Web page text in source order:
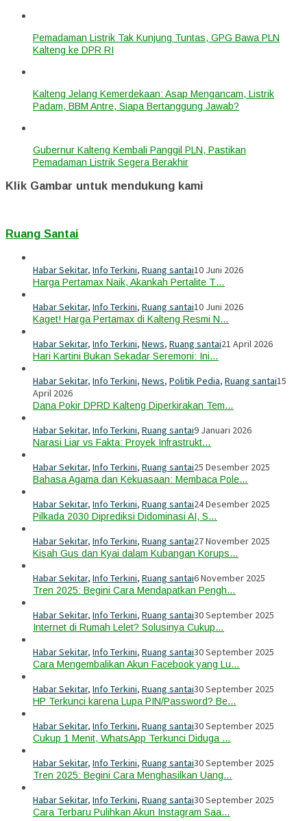
Pemadaman Listrik Tak Kunjung Tuntas, GPG Bawa PLN
Kalteng ke DPR RI
Kalteng Jelang Kemerdekaan: Asap Mengancam, Listrik
Padam, BBM Antre, Siapa Bertanggung Jawab?
Gubernur Kalteng Kembali Panggil PLN, Pastikan
Pemadaman Listrik Segera Berakhir
Klik Gambar untuk mendukung kami
Ruang Santai
Habar Sekitar, Info Terkini, Ruang santai10 Juni 2026
Harga Pertamax Naik, Akankah Pertalite T…
Habar Sekitar, Info Terkini, Ruang santai10 Juni 2026
Kaget! Harga Pertamax di Kalteng Resmi N…
Habar Sekitar, Info Terkini, News, Ruang santai21 April 2026
Hari Kartini Bukan Sekadar Seremoni: Ini…
Habar Sekitar, Info Terkini, News, Politik Pedia, Ruang santai15
April 2026
Dana Pokir DPRD Kalteng Diperkirakan Tem…
Habar Sekitar, Info Terkini, Ruang santai9 Januari 2026
Narasi Liar vs Fakta: Proyek Infrastrukt…
Habar Sekitar, Info Terkini, Ruang santai25 Desember 2025
Bahasa Agama dan Kekuasaan: Membaca Pole…
Habar Sekitar, Info Terkini, Ruang santai24 Desember 2025
Pilkada 2030 Diprediksi Didominasi AI, S…
Habar Sekitar, Info Terkini, Ruang santai27 November 2025
Kisah Gus dan Kyai dalam Kubangan Korups…
Habar Sekitar, Info Terkini, Ruang santai6 November 2025
Tren 2025: Begini Cara Mendapatkan Pengh…
Habar Sekitar, Info Terkini, Ruang santai30 September 2025
Internet di Rumah Lelet? Solusinya Cukup…
Habar Sekitar, Info Terkini, Ruang santai30 September 2025
Cara Mengembalikan Akun Facebook yang Lu…
Habar Sekitar, Info Terkini, Ruang santai30 September 2025
HP Terkunci karena Lupa PIN/Password? Be…
Habar Sekitar, Info Terkini, Ruang santai30 September 2025
Cukup 1 Menit, WhatsApp Terkunci Diduga …
Habar Sekitar, Info Terkini, Ruang santai30 September 2025
Tren 2025: Begini Cara Menghasilkan Uang…
Habar Sekitar, Info Terkini, Ruang santai30 September 2025
Cara Terbaru Pulihkan Akun Instagram Saa…